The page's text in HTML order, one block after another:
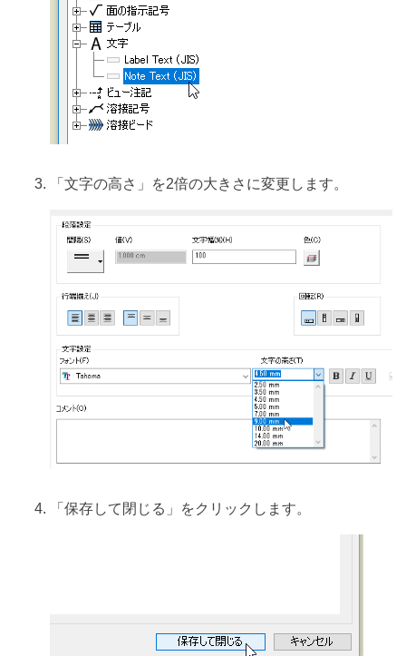
「文字の高さ」を2倍の大きさに変更します。
「保存して閉じる」をクリックします。